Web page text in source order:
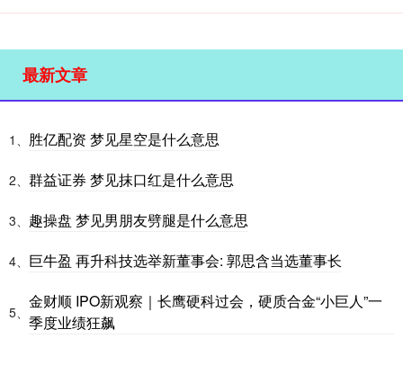
最新文章
1、 胜亿配资 梦见星空是什么意思
2、 群益证券 梦见抹口红是什么意思
3、 趣操盘 梦见男朋友劈腿是什么意思
4、 巨牛盈 再升科技选举新董事会: 郭思含当选董事长
5、
金财顺 IPO新观察｜长鹰硬科过会，硬质合金“小巨人”一
季度业绩狂飙